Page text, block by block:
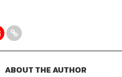
ABOUT THE AUTHOR